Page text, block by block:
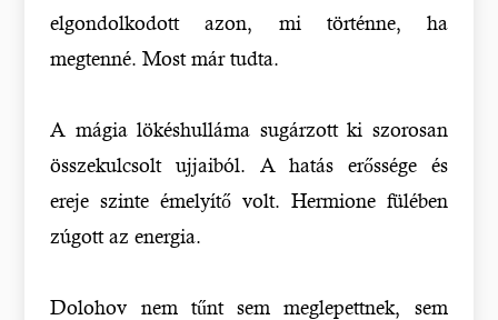
elgondolkodott azon, mi történne, ha
megtenné. Most már tudta.
A mágia lökéshulláma sugárzott ki szorosan
összekulcsolt ujjaiból. A hatás erőssége és
ereje szinte émelyítő volt. Hermione fülében
zúgott az energia.
Dolohov nem tűnt sem meglepettnek, sem